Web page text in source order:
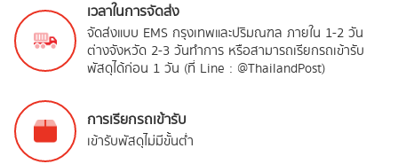
เวลาในการจัดส่ง
จัดส่งแบบ EMS กรุงเทพและปริมณฑล ภายใน 1-2 วัน
ต่างจังหวัด 2-3 วันทำการ หรือสามารถเรียกรถเข้ารับ
พัสดุได้ก่อน 1 วัน (ที่ Line : @ThailandPost)
การเรียกรถเข้ารับ
เข้ารับพัสดุไม่มีขั้นต่ำ